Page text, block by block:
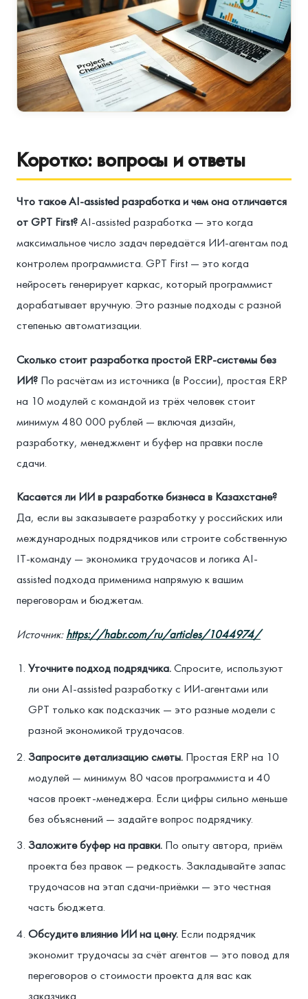
Коротко: вопросы и ответы
Что такое AI-assisted разработка и чем она отличается
от GPT First?AI-assisted разработка — это когда
максимальное число задач передаётся ИИ-агентам под
контролем программиста. GPT First — это когда
нейросеть генерирует каркас, который программист
дорабатывает вручную. Это разные подходы с разной
степенью автоматизации.
Сколько стоит разработка простой ERP-системы без
ИИ? По расчётам из источника (в России), простая ERP
на 10 модулей с командой из трёх человек стоит
минимум 480 000 рублей — включая дизайн,
разработку, менеджмент и буфер на правки после
сдачи.
Касается ли ИИ в разработке бизнеса в Казахстане?
Да, если вы заказываете разработку у российских или
международных подрядчиков или строите собственную
IT-команду — экономика трудочасов и логика AI-
assisted подхода применима напрямую к вашим
переговорам и бюджетам.
Источник:https://habr.com/ru/articles/1044974/
Уточните подход подрядчика.Спросите, используют
ли они AI-assisted разработку с ИИ-агентами или
GPT только как подсказчик — это разные модели с
разной экономикой трудочасов.
Запросите детализацию сметы. Простая ERP на 10
модулей — минимум 80 часов программиста и 40
часов проект-менеджера. Если цифры сильно меньше
без объяснений — задайте вопрос подрядчику.
Заложите буфер на правки. По опыту автора, приём
проекта без правок — редкость. Закладывайте запас
трудочасов на этап сдачи-приёмки — это честная
часть бюджета.
Обсудите влияние ИИ на цену. Если подрядчик
экономит трудочасы за счёт агентов — это повод для
переговоров о стоимости проекта для вас как
заказчика.